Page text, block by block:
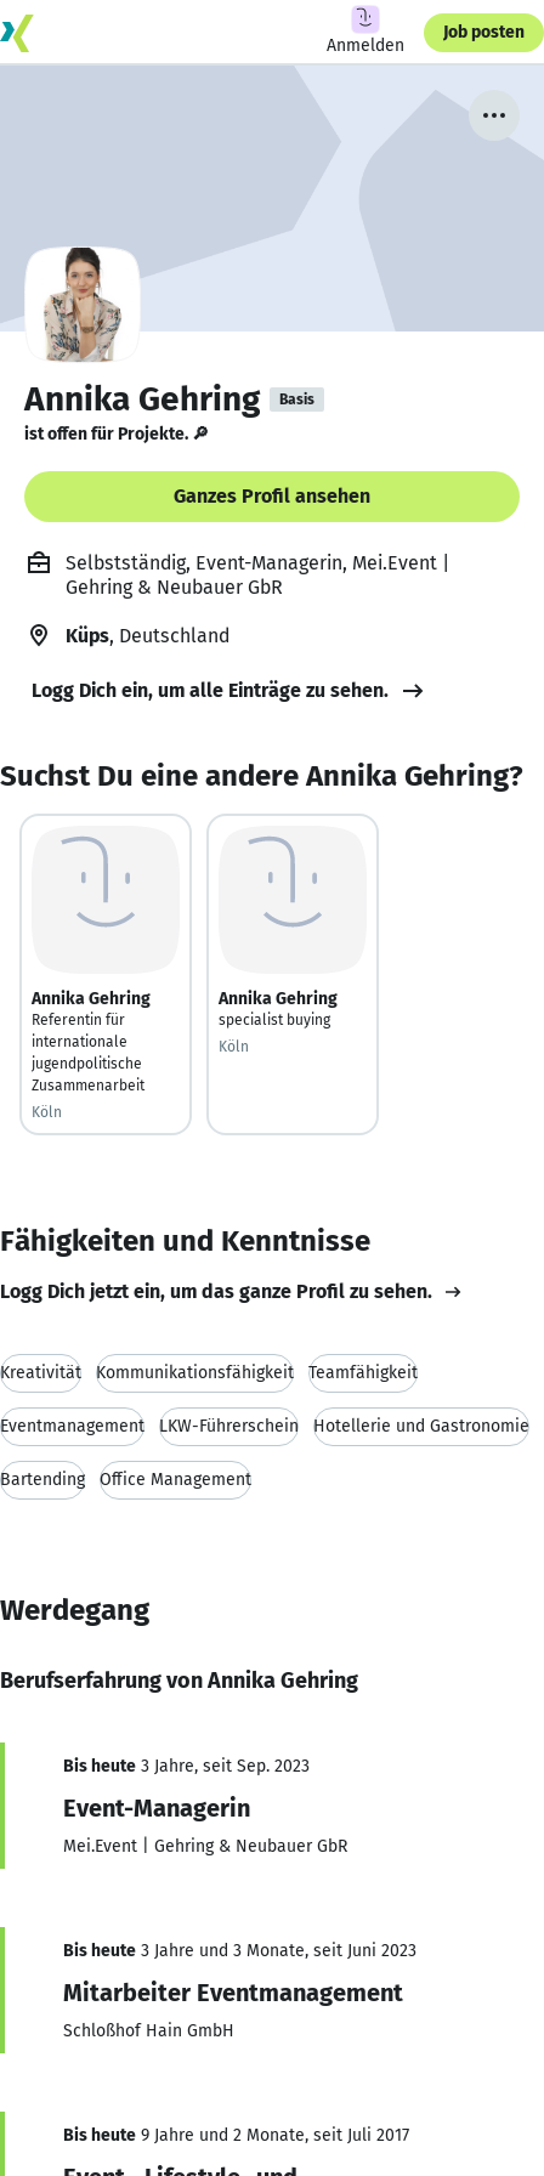
Anmelden
Job posten
Annika Gehring Basis
ist offen für Projekte. 🔎
Ganzes Profil ansehen
Selbstständig, Event-Managerin, Mei.Event |
Gehring & Neubauer GbR
Küps, Deutschland
Logg Dich ein, um alle Einträge zu sehen.
Suchst Du eine andere Annika Gehring?
Annika Gehring
Referentin für
internationale
jugendpolitische
Zusammenarbeit
Köln
Annika Gehring
specialist buying
Köln
Fähigkeiten und Kenntnisse
Logg Dich jetzt ein, um das ganze Profil zu sehen.
Kreativität Kommunikationsfähigkeit Teamfähigkeit
Eventmanagement LKW-Führerschein Hotellerie und Gastronomie
Bartending Office Management
Werdegang
Berufserfahrung von Annika Gehring
Bis heute 3 Jahre, seit Sep. 2023
Event-Managerin
Mei.Event | Gehring & Neubauer GbR
Bis heute 3 Jahre und 3 Monate, seit Juni 2023
Mitarbeiter Eventmanagement
Schloßhof Hain GmbH
Bis heute 9 Jahre und 2 Monate, seit Juli 2017